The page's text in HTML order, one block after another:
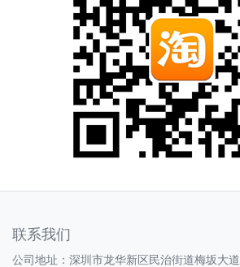
联系我们
公司地址：深圳市龙华新区民治街道梅坂大道